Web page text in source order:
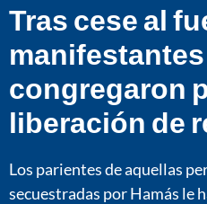
Tras cese al
congregaron
liberación de
Los parientes de aquellas
secuestradas por Hamás le